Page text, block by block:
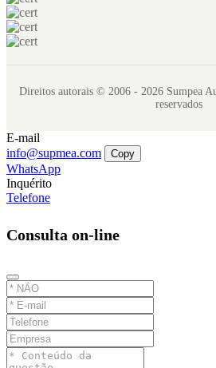
Direitos autorais © 2006 - 2026 Sumpea
reservados
E-mail
info@supmea.com
Copy
WhatsApp
Inquérito
Telefone
Consulta on-line